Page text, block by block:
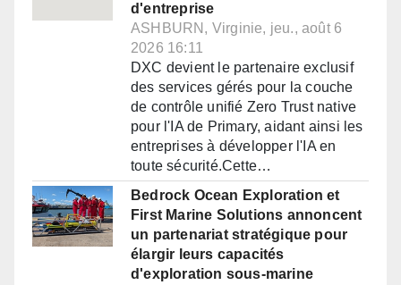
d'entreprise
ASHBURN, Virginie, jeu., août 6
2026 16:11
DXC devient le partenaire exclusif
des services gérés pour la couche
de contrôle unifié Zero Trust native
pour l'IA de Primary, aidant ainsi les
entreprises à développer l'IA en
toute sécurité.Cette…
Bedrock Ocean Exploration et
First Marine Solutions annoncent
un partenariat stratégique pour
élargir leurs capacités
d'exploration sous-marine